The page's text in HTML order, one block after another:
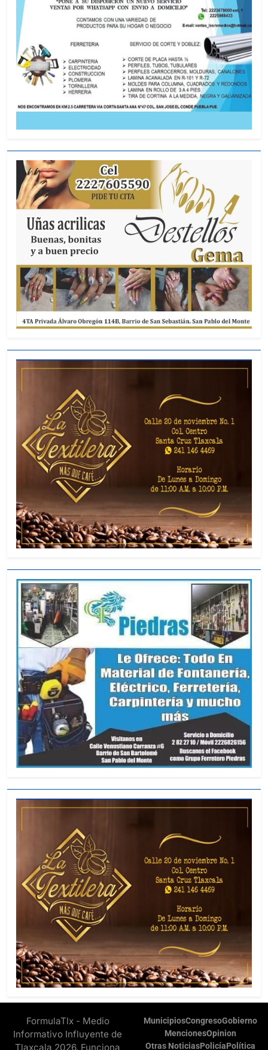
FormulaTlx - Medio
Informativo Influyente de
Tlaxcala 2026. Funciona
MunicipiosCongresoGobierno
MencionesOpinion
Otras NoticiasPolicíaPolítica